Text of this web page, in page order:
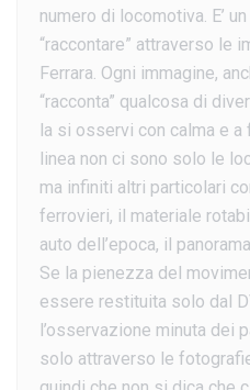
numero di locomotiva. E’
“raccontare” attraverso le
Ferrara. Ogni immagine,
“racconta” qualcosa di
la si osservi con calma e
linea non ci sono solo le
ma infiniti altri particolari
ferrovieri, il materiale
auto dell’epoca, il
Se la pienezza del
essere restituita solo dal
l’osservazione minuta dei
solo attraverso le